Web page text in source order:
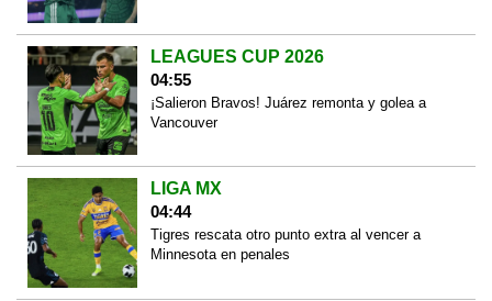
LEAGUES CUP 2026
04:55
¡Salieron Bravos! Juárez remonta y golea a
Vancouver
LIGA MX
04:44
Tigres rescata otro punto extra al vencer a
Minnesota en penales